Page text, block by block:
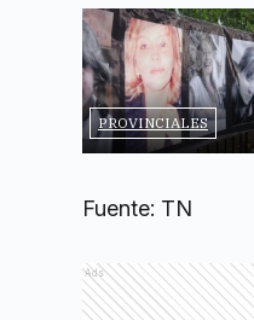
PROVINCIALES
Fuente: TN
Ads